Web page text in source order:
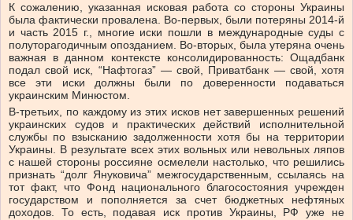
К сожалению, указанная исковая работа со стороны Украины
была фактически провалена. Во-первых, были потеряны 2014-й
и часть 2015 г., многие иски пошли в международные суды с
полуторагодичным опозданием. Во-вторых, была утеряна очень
важная в данном контексте консолидированность: Ощадбанк
подал свой иск, “Нафтогаз” — свой, Приватбанк — свой, хотя
все эти иски должны были по доверенности подаваться
украинским Минюстом.
В-третьих, по каждому из этих исков нет завершенных решений
украинских судов и практических действий исполнительной
службы по взысканию задолженности хотя бы на территории
Украины. В результате всех этих вольных или невольных ляпов
с нашей стороны россияне осмелели настолько, что решились
признать “долг Януковича” межгосударственным, ссылаясь на
тот факт, что Фонд национального благосостояния учрежден
государством и пополняется за счет бюджетных нефтяных
доходов. То есть, подавая иск против Украины, РФ уже не